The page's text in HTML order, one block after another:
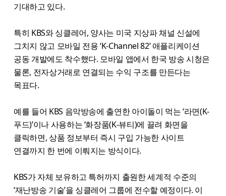
기대하고 있다.
특히 KBS와 싱클레어, 양사는 미국 지상파 채널 신설에
그치지 않고 모바일 전용 ‘K-Channel 82’ 애플리케이션
공동 개발에도 착수했다. 모바일 앱에서 한국 방송 시청은
물론, 전자상거래로 연결되는 수익 구조를 만든다는
목표다.
예를 들어 KBS 음악방송에 출연한 아이돌이 먹는 ‘라면(K-
푸드)’이나 사용하는 ‘화장품(K-뷰티)에 끌려 화면을
클릭하면, 상품 정보부터 즉시 구입 가능한 사이트
연결까지 한 번에 이뤄지는 방식이다.
KBS가 자체 보유하고 특허까지 출원한 세계적 수준의
‘재난방송 기술’을 싱클레어 그룹에 전수할 예정이다. 이